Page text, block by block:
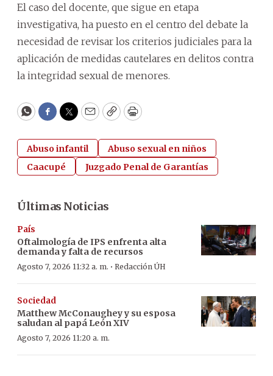
El caso del docente, que sigue en etapa
investigativa, ha puesto en el centro del debate la
necesidad de revisar los criterios judiciales para la
aplicación de medidas cautelares en delitos contra
la integridad sexual de menores.
WhatsApp
Facebook
Twitter
EmailCopyPrint
Abuso infantil
Abuso sexual en niños
Caacupé
Juzgado Penal de Garantías
Últimas Noticias
País
Oftalmología de IPS enfrenta alta
demanda y falta de recursos
Agosto 7, 2026 11:32 a. m. · Redacción ÚH
Sociedad
Matthew McConaughey y su esposa
saludan al papá León XIV
Agosto 7, 2026 11:20 a. m.